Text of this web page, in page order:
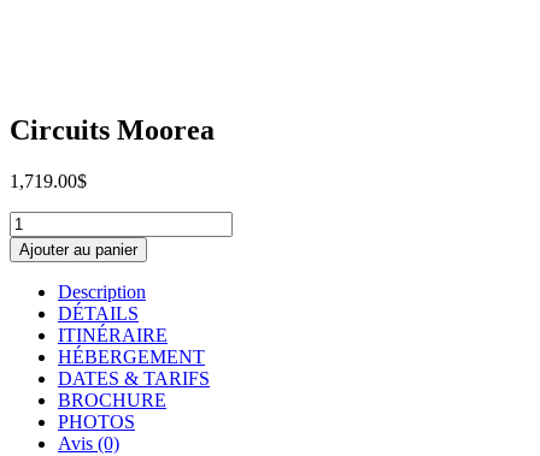
Circuits Moorea
1,719.00$
quantité
de
Circuits
Moorea
Ajouter au panier
Description
DÉTAILS
ITINÉRAIRE
HÉBERGEMENT
DATES & TARIFS
BROCHURE
PHOTOS
Avis (0)